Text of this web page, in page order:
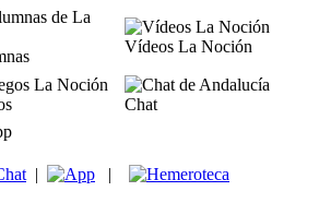
Vídeos La Noción
Chat
| |